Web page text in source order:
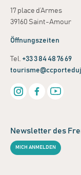
17 place d’Armes
39160 Saint-Amour
Öffnungszeiten
Tel. +33 3 84 48 76 69
Newsletter des
MICH ANMELDEN